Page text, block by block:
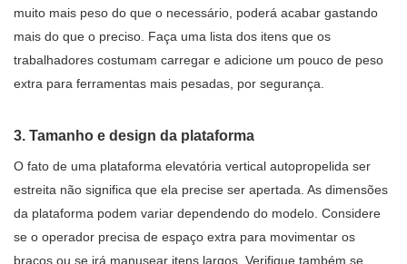
muito mais peso do que o necessário, poderá acabar gastando
mais do que o preciso. Faça uma lista dos itens que os
trabalhadores costumam carregar e adicione um pouco de peso
extra para ferramentas mais pesadas, por segurança.
3. Tamanho e design da plataforma
O fato de uma plataforma elevatória vertical autopropelida ser
estreita não significa que ela precise ser apertada. As dimensões
da plataforma podem variar dependendo do modelo. Considere
se o operador precisa de espaço extra para movimentar os
braços ou se irá manusear itens largos. Verifique também se